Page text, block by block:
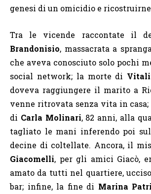
genesi di un omicidio e
Tra le vicende raccontate il
Brandonisio, massacrata a
che aveva conosciuto solo pochi
social network; la morte di
doveva raggiungere il marito a
venne ritrovata senza vita in
di Carla Molinari, 82 anni, alla
tagliato le mani inferendo poi sul
decine di coltellate. Ancora, il
Giacomelli, per gli amici Giacò,
amato da tutti nel quartiere,
bar; infine, la fine di Marina